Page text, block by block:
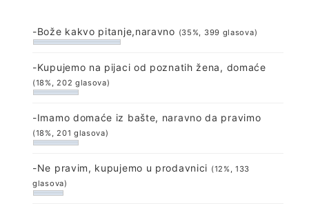
-Bože kakvo pitanje,naravno (35%, 399 glasova)
-Kupujemo na pijaci od poznatih žena, domaće
(18%, 202 glasova)
-Imamo domaće iz bašte, naravno da pravimo
(18%, 201 glasova)
-Ne pravim, kupujemo u prodavnici (12%, 133
glasova)